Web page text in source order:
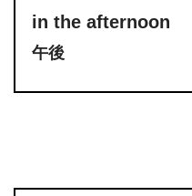
in the afternoon
午後